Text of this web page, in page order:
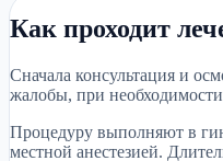
Как проходит
Сначала консультация и
жалобы, при
Процедуру выполняют в
местной анестезией.